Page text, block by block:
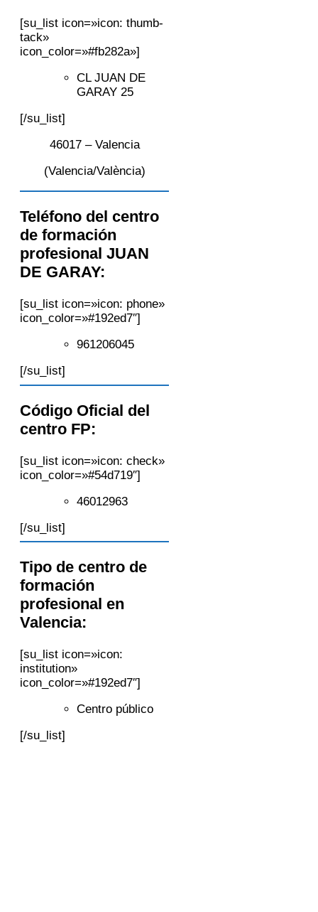
[su_list icon=»icon: thumb-
tack»
icon_color=»#fb282a»]
CL JUAN DE
GARAY 25
[/su_list]
46017 – Valencia
(Valencia/València)
Teléfono del centro
de formación
profesional JUAN
DE GARAY:
[su_list icon=»icon: phone»
icon_color=»#192ed7″]
961206045
[/su_list]
Código Oficial del
centro FP:
[su_list icon=»icon: check»
icon_color=»#54d719″]
46012963
[/su_list]
Tipo de centro de
formación
profesional en
Valencia:
[su_list icon=»icon:
institution»
icon_color=»#192ed7″]
Centro público
[/su_list]